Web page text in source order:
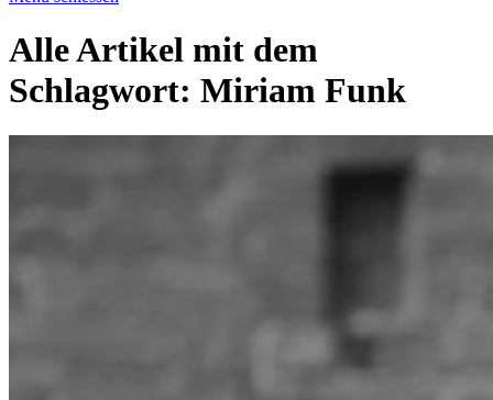
Alle Artikel mit dem
Schlagwort: Miriam Funk